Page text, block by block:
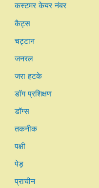
कस्टमर केयर नंबर
कैट्स
चट्टान
जनरल
जरा हटके
डॉग प्रशिक्षण
डॉग्स
तकनीक
पक्षी
पेड़
प्राचीन